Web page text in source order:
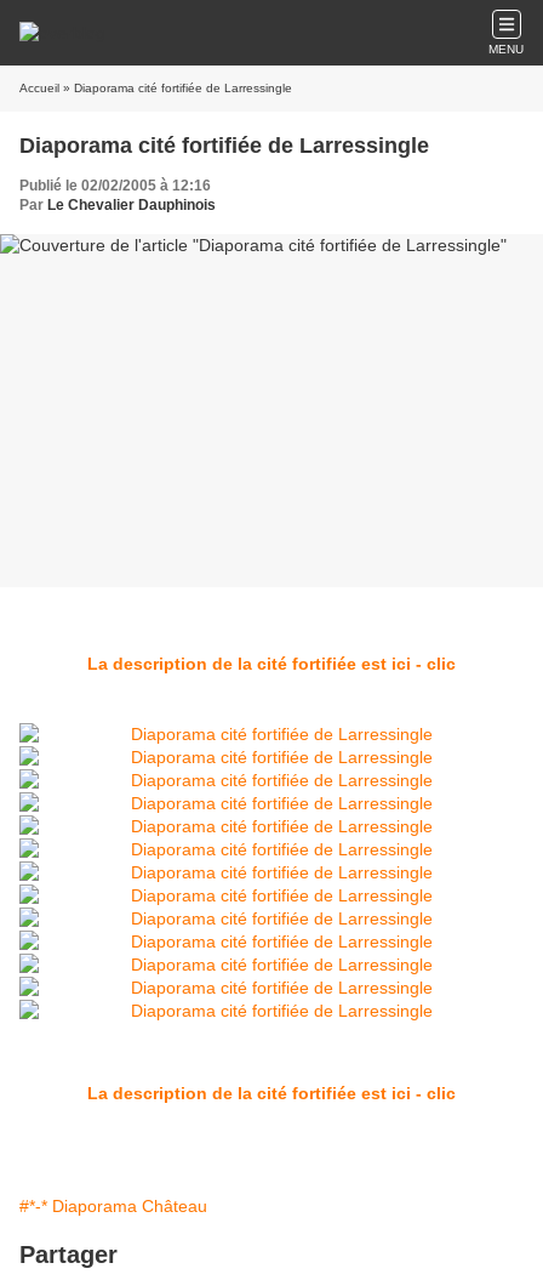
MENU
Accueil » Diaporama cité fortifiée de Larressingle
Diaporama cité fortifiée de Larressingle
Publié le 02/02/2005 à 12:16
Par Le Chevalier Dauphinois
La description de la cité fortifiée est ici - clic
La description de la cité fortifiée est ici - clic
#*-* Diaporama Château
Partager